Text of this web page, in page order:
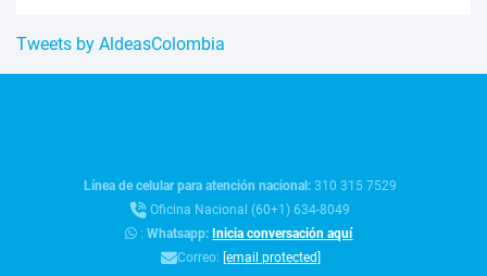
Tweets by AldeasColombia
Línea de celular para atención nacional:310 315 7529
Oficina Nacional (60+1) 634-8049
:Whatsapp: Inicia conversación aquí
Correo: [email protected]